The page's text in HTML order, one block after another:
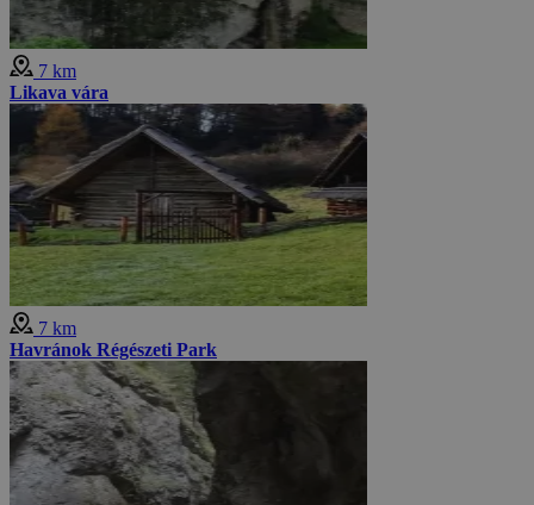
7 km
Likava vára
7 km
Havránok Régészeti Park